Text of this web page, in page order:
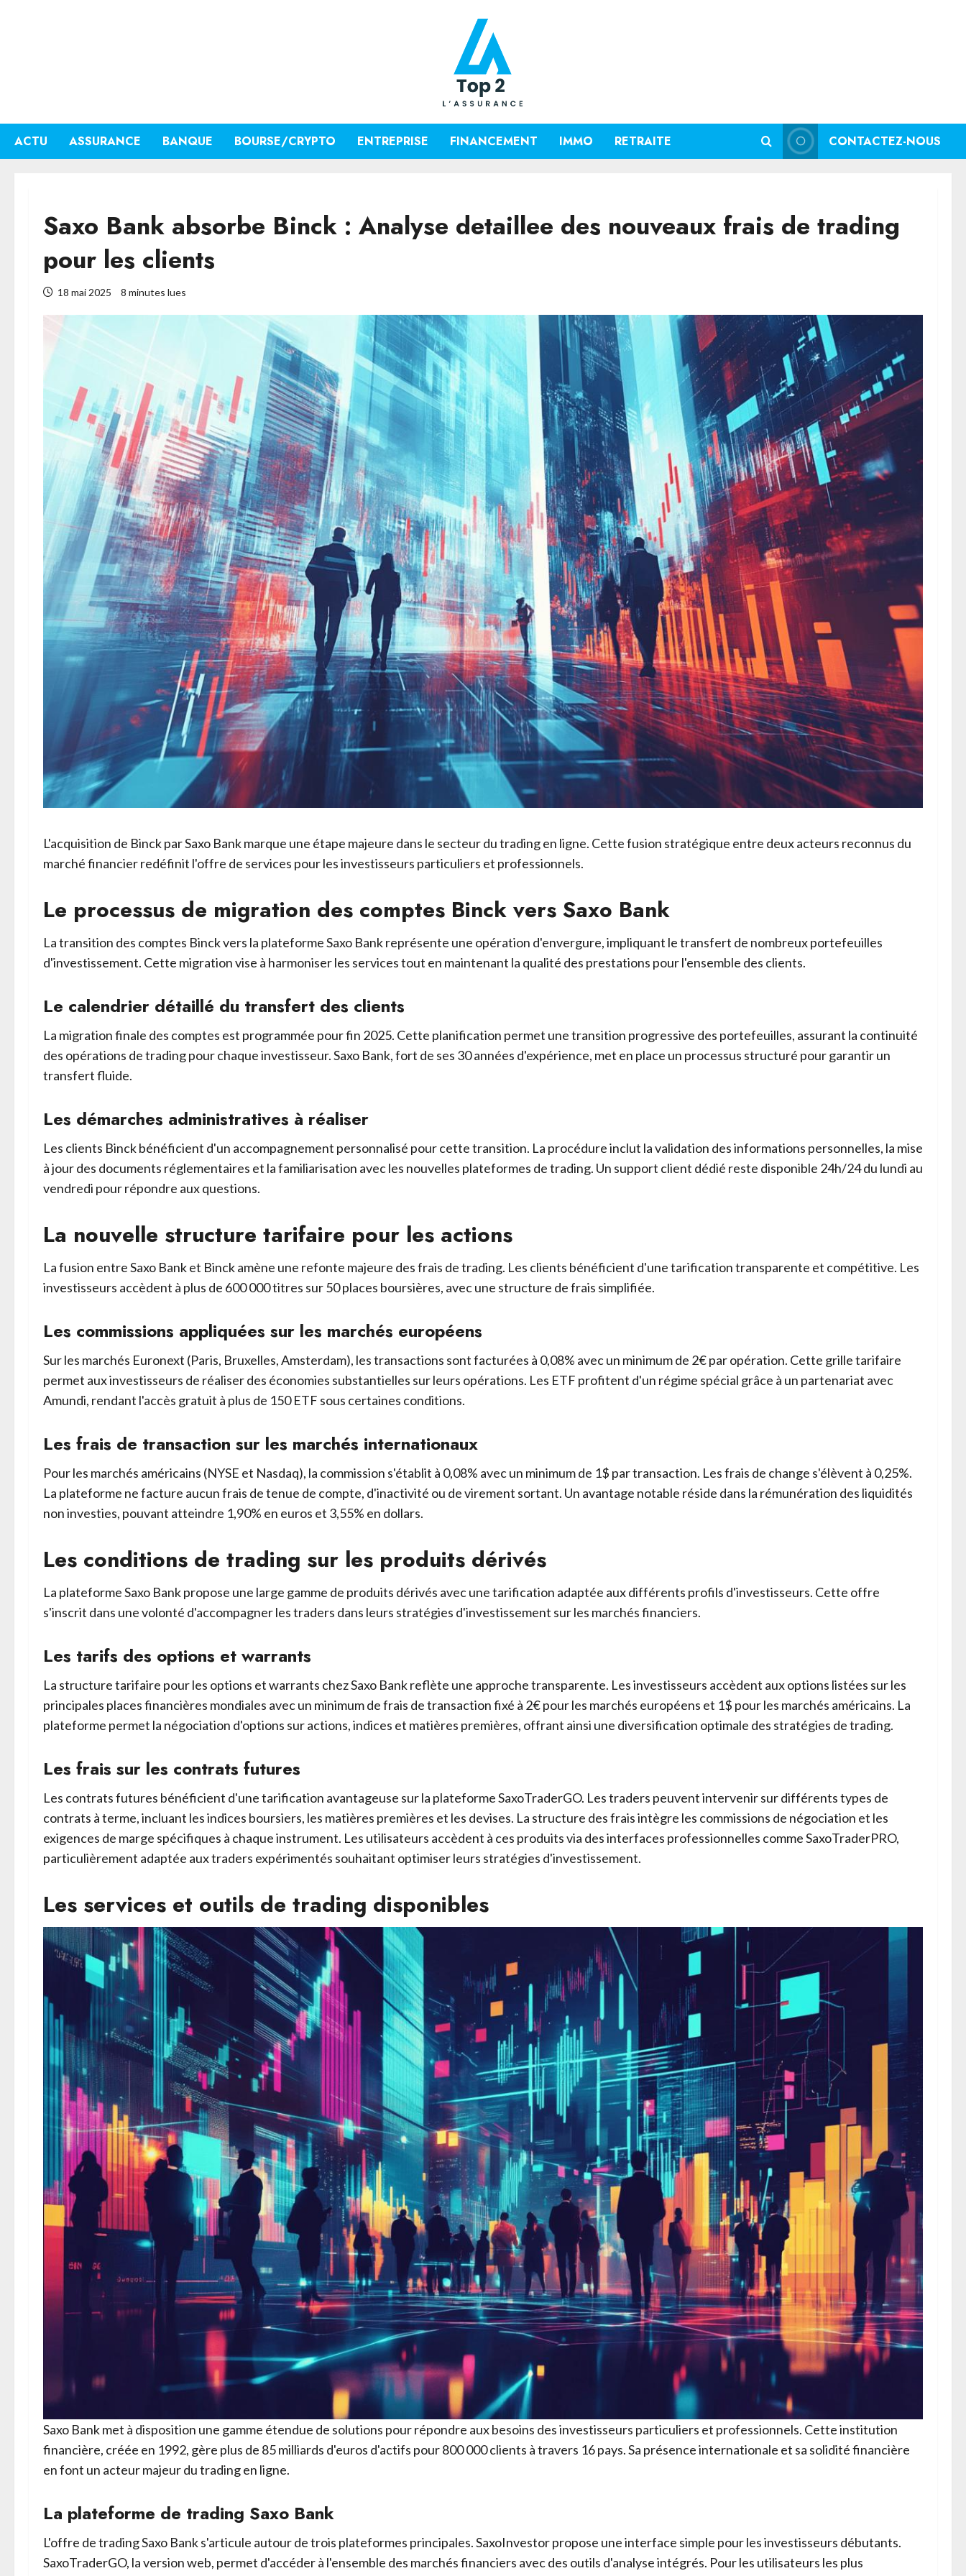
ACTU ASSURANCE BANQUE BOURSE/CRYPTO ENTREPRISE FINANCEMENT IMMO RETRAITE CONTACTEZ-NOUS
Saxo Bank absorbe Binck : Analyse detaillee des nouveaux frais de trading
pour les clients
18 mai 2025 8 minutes lues
L'acquisition de Binck par Saxo Bank marque une étape majeure dans le secteur du trading en ligne. Cette fusion stratégique entre deux acteurs reconnus du
marché financier redéfinit l'offre de services pour les investisseurs particuliers et professionnels.
Le processus de migration des comptes Binck vers Saxo Bank
La transition des comptes Binck vers la plateforme Saxo Bank représente une opération d'envergure, impliquant le transfert de nombreux portefeuilles
d'investissement. Cette migration vise à harmoniser les services tout en maintenant la qualité des prestations pour l'ensemble des clients.
Le calendrier détaillé du transfert des clients
La migration finale des comptes est programmée pour fin 2025. Cette planification permet une transition progressive des portefeuilles, assurant la continuité
des opérations de trading pour chaque investisseur. Saxo Bank, fort de ses 30 années d'expérience, met en place un processus structuré pour garantir un
transfert fluide.
Les démarches administratives à réaliser
Les clients Binck bénéficient d'un accompagnement personnalisé pour cette transition. La procédure inclut la validation des informations personnelles, la mise
à jour des documents réglementaires et la familiarisation avec les nouvelles plateformes de trading. Un support client dédié reste disponible 24h/24 du lundi au
vendredi pour répondre aux questions.
La nouvelle structure tarifaire pour les actions
La fusion entre Saxo Bank et Binck amène une refonte majeure des frais de trading. Les clients bénéficient d'une tarification transparente et compétitive. Les
investisseurs accèdent à plus de 600 000 titres sur 50 places boursières, avec une structure de frais simplifiée.
Les commissions appliquées sur les marchés européens
Sur les marchés Euronext (Paris, Bruxelles, Amsterdam), les transactions sont facturées à 0,08% avec un minimum de 2€ par opération. Cette grille tarifaire
permet aux investisseurs de réaliser des économies substantielles sur leurs opérations. Les ETF profitent d'un régime spécial grâce à un partenariat avec
Amundi, rendant l'accès gratuit à plus de 150 ETF sous certaines conditions.
Les frais de transaction sur les marchés internationaux
Pour les marchés américains (NYSE et Nasdaq), la commission s'établit à 0,08% avec un minimum de 1$ par transaction. Les frais de change s'élèvent à 0,25%.
La plateforme ne facture aucun frais de tenue de compte, d'inactivité ou de virement sortant. Un avantage notable réside dans la rémunération des liquidités
non investies, pouvant atteindre 1,90% en euros et 3,55% en dollars.
Les conditions de trading sur les produits dérivés
La plateforme Saxo Bank propose une large gamme de produits dérivés avec une tarification adaptée aux différents profils d'investisseurs. Cette offre
s'inscrit dans une volonté d'accompagner les traders dans leurs stratégies d'investissement sur les marchés financiers.
Les tarifs des options et warrants
La structure tarifaire pour les options et warrants chez Saxo Bank reflète une approche transparente. Les investisseurs accèdent aux options listées sur les
principales places financières mondiales avec un minimum de frais de transaction fixé à 2€ pour les marchés européens et 1$ pour les marchés américains. La
plateforme permet la négociation d'options sur actions, indices et matières premières, offrant ainsi une diversification optimale des stratégies de trading.
Les frais sur les contrats futures
Les contrats futures bénéficient d'une tarification avantageuse sur la plateforme SaxoTraderGO. Les traders peuvent intervenir sur différents types de
contrats à terme, incluant les indices boursiers, les matières premières et les devises. La structure des frais intègre les commissions de négociation et les
exigences de marge spécifiques à chaque instrument. Les utilisateurs accèdent à ces produits via des interfaces professionnelles comme SaxoTraderPRO,
particulièrement adaptée aux traders expérimentés souhaitant optimiser leurs stratégies d'investissement.
Les services et outils de trading disponibles
Saxo Bank met à disposition une gamme étendue de solutions pour répondre aux besoins des investisseurs particuliers et professionnels. Cette institution
financière, créée en 1992, gère plus de 85 milliards d'euros d'actifs pour 800 000 clients à travers 16 pays. Sa présence internationale et sa solidité financière
en font un acteur majeur du trading en ligne.
La plateforme de trading Saxo Bank
L'offre de trading Saxo Bank s'articule autour de trois plateformes principales. SaxoInvestor propose une interface simple pour les investisseurs débutants.
SaxoTraderGO, la version web, permet d'accéder à l'ensemble des marchés financiers avec des outils d'analyse intégrés. Pour les utilisateurs les plus